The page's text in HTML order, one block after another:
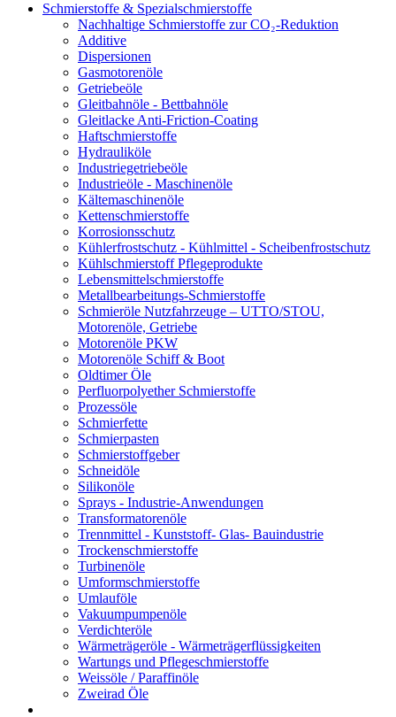
Schmierstoffe & Spezialschmierstoffe
Nachhaltige Schmierstoffe zur CO₂-Reduktion
Additive
Dispersionen
Gasmotorenöle
Getriebeöle
Gleitbahnöle - Bettbahnöle
Gleitlacke Anti-Friction-Coating
Haftschmierstoffe
Hydrauliköle
Industriegetriebeöle
Industrieöle - Maschinenöle
Kältemaschinenöle
Kettenschmierstoffe
Korrosionsschutz
Kühlerfrostschutz - Kühlmittel - Scheibenfrostschutz
Kühlschmierstoff Pflegeprodukte
Lebensmittelschmierstoffe
Metallbearbeitungs-Schmierstoffe
Schmieröle Nutzfahrzeuge – UTTO/STOU,
Motorenöle, Getriebe
Motorenöle PKW
Motorenöle Schiff & Boot
Oldtimer Öle
Perfluorpolyether Schmierstoffe
Prozessöle
Schmierfette
Schmierpasten
Schmierstoffgeber
Schneidöle
Silikonöle
Sprays - Industrie-Anwendungen
Transformatorenöle
Trennmittel - Kunststoff- Glas- Bauindustrie
Trockenschmierstoffe
Turbinenöle
Umformschmierstoffe
Umlauföle
Vakuumpumpenöle
Verdichteröle
Wärmeträgeröle - Wärmeträgerflüssigkeiten
Wartungs und Pflegeschmierstoffe
Weissöle / Paraffinöle
Zweirad Öle